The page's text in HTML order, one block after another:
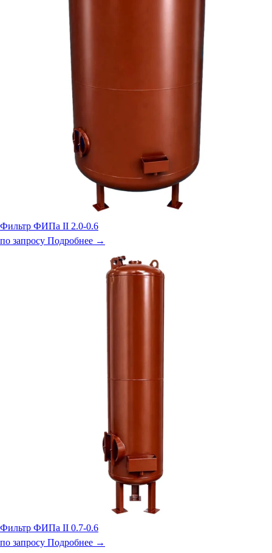
Фильтр ФИПа II 2.0-0.6
по запросу Подробнее →
Фильтр ФИПа II 0.7-0.6
по запросу Подробнее →